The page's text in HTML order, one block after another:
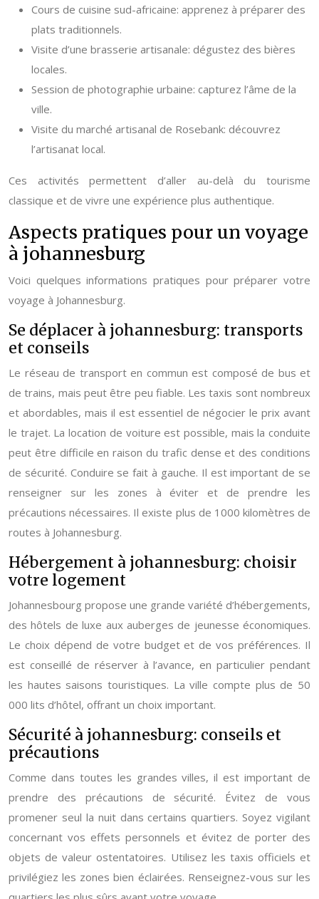
Cours de cuisine sud-africaine: apprenez à préparer des
plats traditionnels.
Visite d’une brasserie artisanale: dégustez des bières
locales.
Session de photographie urbaine: capturez l’âme de la
ville.
Visite du marché artisanal de Rosebank: découvrez
l’artisanat local.
Ces activités permettent d’aller au-delà du tourisme
classique et de vivre une expérience plus authentique.
Aspects pratiques pour un voyage
à johannesburg
Voici quelques informations pratiques pour préparer votre
voyage à Johannesburg.
Se déplacer à johannesburg: transports
et conseils
Le réseau de transport en commun est composé de bus et
de trains, mais peut être peu fiable. Les taxis sont nombreux
et abordables, mais il est essentiel de négocier le prix avant
le trajet. La location de voiture est possible, mais la conduite
peut être difficile en raison du trafic dense et des conditions
de sécurité. Conduire se fait à gauche. Il est important de se
renseigner sur les zones à éviter et de prendre les
précautions nécessaires. Il existe plus de 1000 kilomètres de
routes à Johannesburg.
Hébergement à johannesburg: choisir
votre logement
Johannesbourg propose une grande variété d’hébergements,
des hôtels de luxe aux auberges de jeunesse économiques.
Le choix dépend de votre budget et de vos préférences. Il
est conseillé de réserver à l’avance, en particulier pendant
les hautes saisons touristiques. La ville compte plus de 50
000 lits d’hôtel, offrant un choix important.
Sécurité à johannesburg: conseils et
précautions
Comme dans toutes les grandes villes, il est important de
prendre des précautions de sécurité. Évitez de vous
promener seul la nuit dans certains quartiers. Soyez vigilant
concernant vos effets personnels et évitez de porter des
objets de valeur ostentatoires. Utilisez les taxis officiels et
privilégiez les zones bien éclairées. Renseignez-vous sur les